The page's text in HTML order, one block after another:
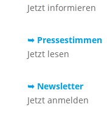
Jetzt informieren
➥ Pressestimmen
Jetzt lesen
➥ Newsletter
Jetzt anmelden